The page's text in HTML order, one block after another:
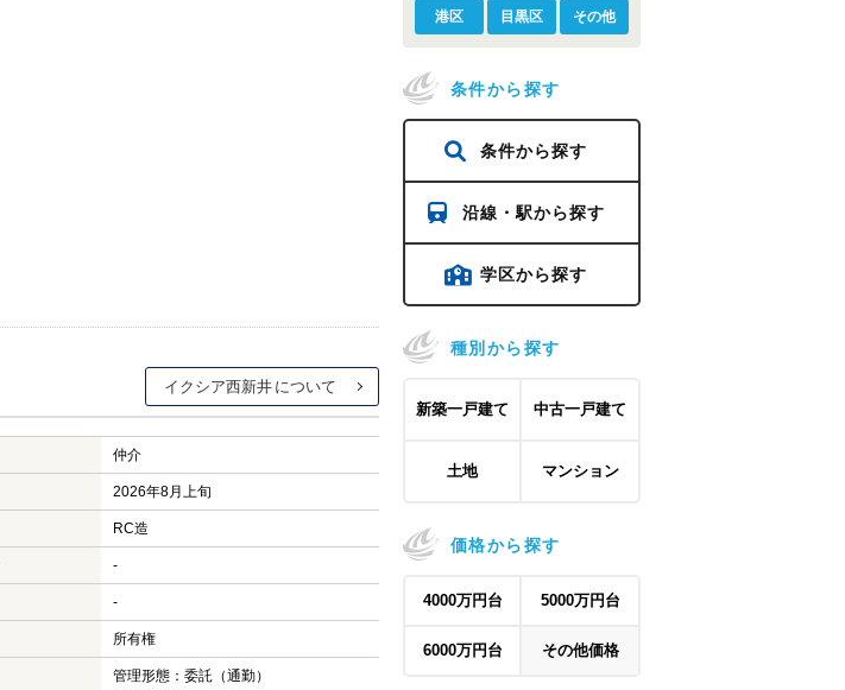
イクシア西新井
仲介
2026年8月上旬
RC造
-
-
所有権
管理形態：委託（通勤）
港区 目黒区 その他
条件から探す
条件から探す
沿線・駅から探す
学区から探す
種別から探す
新築一戸建て 中古一戸建て
土地 マンション
価格から探す
4000万円台 5000万円台
6000万円台 その他価格